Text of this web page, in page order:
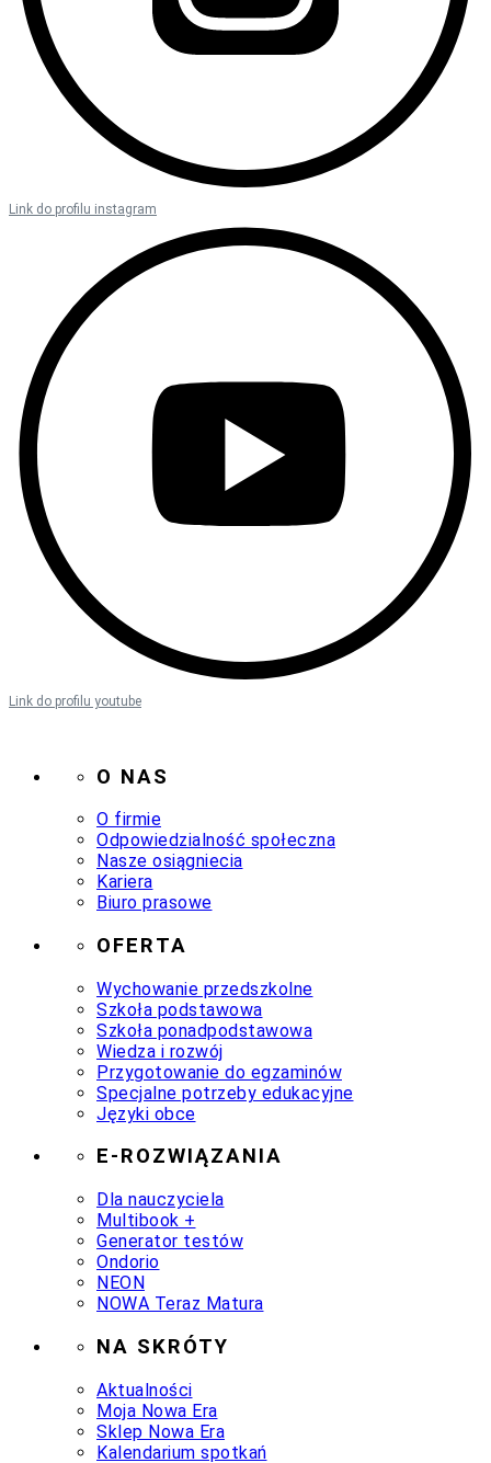
Link do profilu instagram
Link do profilu youtube
O NAS
O firmie
Odpowiedzialność społeczna
Nasze osiągniecia
Kariera
Biuro prasowe
OFERTA
Wychowanie przedszkolne
Szkoła podstawowa
Szkoła ponadpodstawowa
Wiedza i rozwój
Przygotowanie do egzaminów
Specjalne potrzeby edukacyjne
Języki obce
E-ROZWIĄZANIA
Dla nauczyciela
Multibook +
Generator testów
Ondorio
NEON
NOWA Teraz Matura
NA SKRÓTY
Aktualności
Moja Nowa Era
Sklep Nowa Era
Kalendarium spotkań